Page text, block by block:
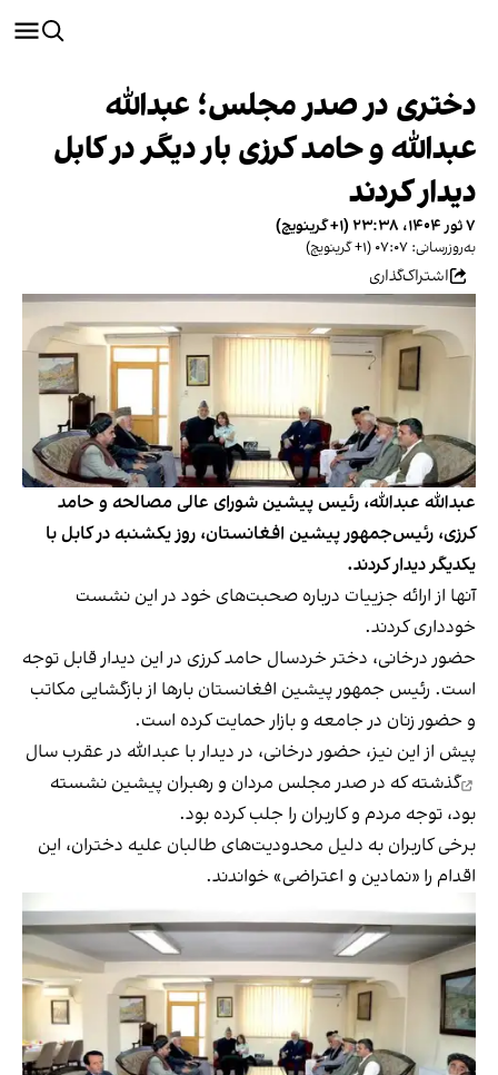
دختری در صدر مجلس؛ عبدالله
عبدالله و حامد کرزی بار دیگر در کابل
دیدار کردند
۷ ثور ۱۴۰۴، ۲۳:۳۸ (‎+۱ گرینویچ)
به‌روزرسانی: ۰۷:۰۷ (‎+۱ گرینویچ)
اشتراک‌گذاری
عبدالله عبدالله، رئیس پیشین شورای عالی مصالحه و حامد
کرزی، رئیس‌جمهور پیشین افغانستان، روز یکشنبه در کابل با
یکدیگر دیدار کردند.
آنها از ارائه جزییات درباره صحبت‌های خود در این نشست
خودداری کردند.
حضور درخانی، دختر خردسال حامد کرزی در این دیدار قابل توجه
است. رئیس جمهور پیشین افغانستان بارها از بازگشایی مکاتب
و حضور زنان در جامعه و بازار حمایت کرده است.
پیش از این نیز، حضور درخانی، در دیدار با عبدالله در عقرب سال
گذشته که در صدر مجلس مردان و رهبران پیشین نشسته
بود، توجه مردم و کاربران را جلب کرده بود.
برخی کاربران به دلیل محدودیت‌های طالبان علیه دختران، این
اقدام را «نمادین و اعتراضی» خواندند.